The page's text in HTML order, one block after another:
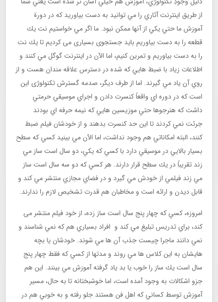
از طريق اينترنت آثاري را مي توانيد به دست بياوريد كه در دورة
آموزش ما حتي يكي از آنها ممکن نبود. ما اگر مي خواستيم نت يك
قطعه را به دست بياوريم بايد جستجوی بسیاری می کردیم تا يك نت
را به دست بياوريم و تمرين كنيم، اما الآن در اينترنت گوگل مي كنند و
اطلاعات زياد با ضبط هايي كه شده در دسترس علاقه مندان هست و از
روي آن ياد مي گيرند. اما از طرف ديگر، صدمه گسترش تکنولوژی اين
است كه در دوره اي واقعاً كنسرت دادن و اجراي موسيقي حرمتي
داشت كه هنرجوها حتي موزيسين هايي كه نيمه حرفه اي بودند
جرئت نمي كردند تا اين حد كنسرت بدهند و از خودشان فيلم ضبط
كنند، البته امكاناتي هم وجود نداشت، اما الآن مي بينيد كسي كه سطح
بسيار بالايي در موسيقي دارد با كسي كه يكي، دو سال است ساز مي
زند تقريباً در يك سطح قرار دارند. هر كسي كه دو سه سال است ساز
مي زند فيلمي از خودش مي گيرد و در فضاي مجازي منتشر مي كند و
قابل ديدن و ارائه است و مخاطبان هم قدرت تشخیص لازم را ندارند.
امروزه، كسي که چهار پنج سال است ساز زده، از خود فیلم منتشر می
کند، براي تدريس تبليغ مي كند و افراد بسیاري هم كه نمي شناسند و
نمي دانند ماجرا چيست جذب آن ها مي شوند. خودشان یا بچه
هایشان به این كلاس ها مي روند و مدتها از كسي كه فقط چهار پنج
سال است يك ساز را خوب يا بد ياد گرفته آموزش مي بينند. اين هم
جزو اشكالات به وجود آمده است، اما خوشبختانه تا به حال، مسير
آموزش توسط كساني كه اهل فن هستند جلو رفته و به خوبي هم در